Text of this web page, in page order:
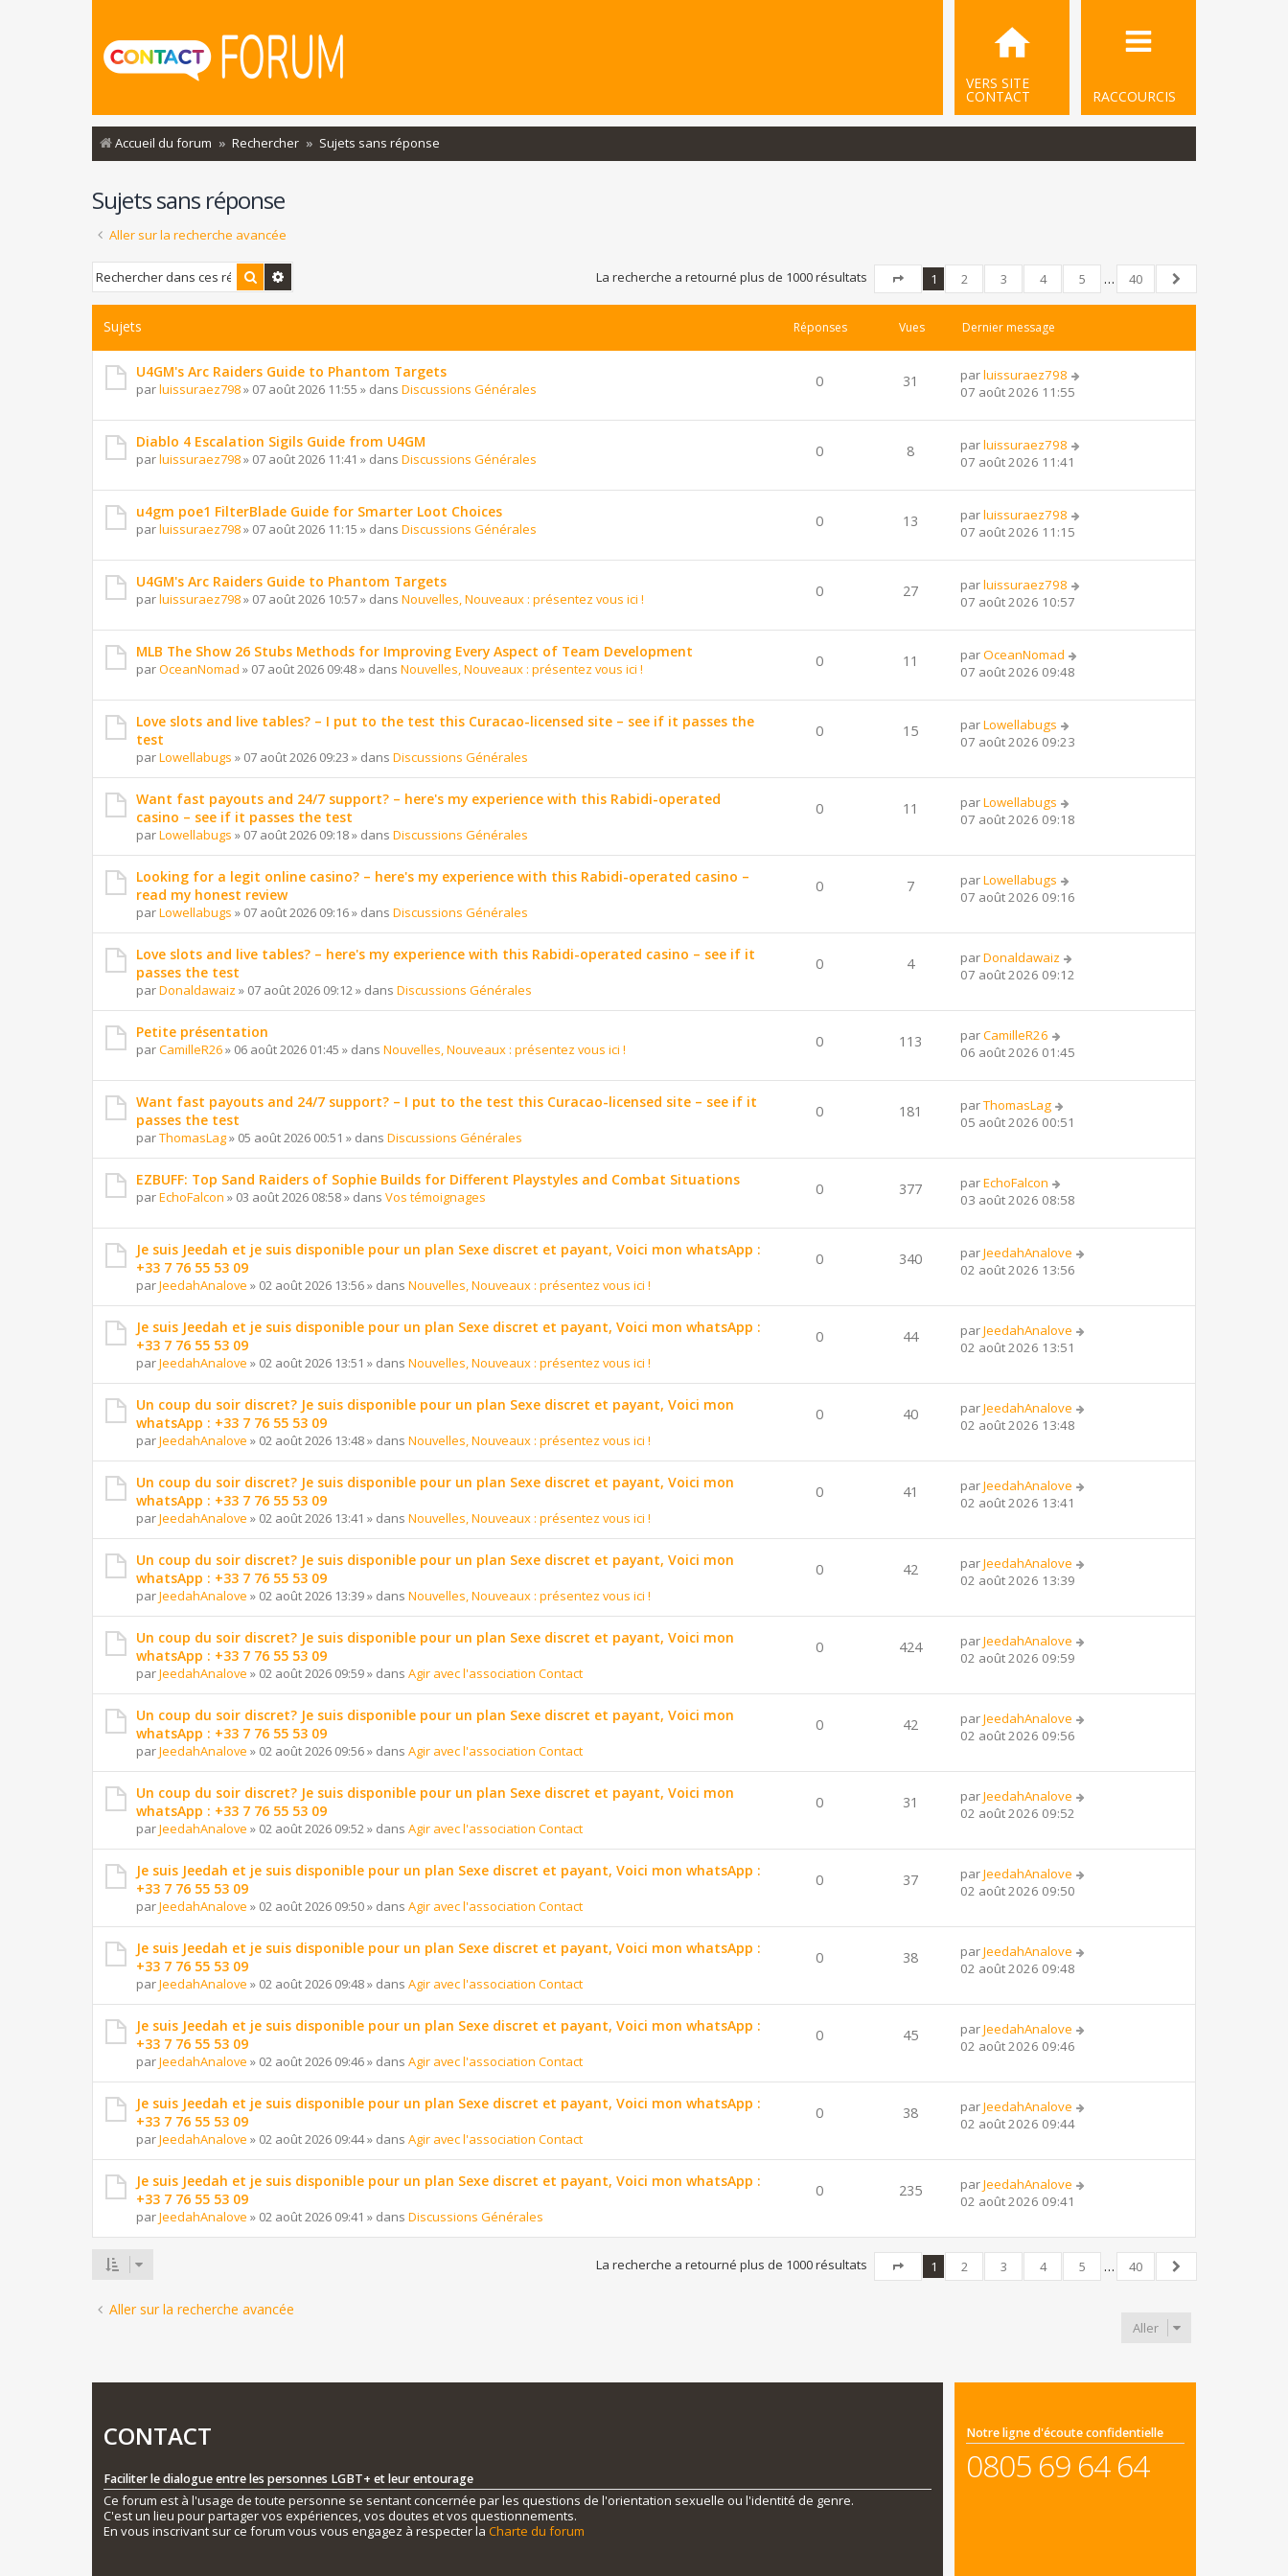
RACCOURCIS
VERS SITE
CONTACT
Accueil du forum Rechercher Sujets sans réponse
Sujets sans réponse
Aller sur la recherche avancée
Rechercher
La recherche a retourné plus de 1000 résultats
Page
sur40
1 2 3 4 5 …
40
Suivant
Sujets Réponses Vues Dernier message
U4GM's Arc Raiders Guide to Phantom Targets
parluissuraez798» 07 août 2026 11:55 » dans Discussions Générales 0 31 parluissuraez798
07 août 2026 11:55
Diablo 4 Escalation Sigils Guide from U4GM
parluissuraez798» 07 août 2026 11:41 » dans Discussions Générales 0 8 parluissuraez798
07 août 2026 11:41
u4gm poe1 FilterBlade Guide for Smarter Loot Choices
parluissuraez798» 07 août 2026 11:15 » dans Discussions Générales 0 13 parluissuraez798
07 août 2026 11:15
U4GM's Arc Raiders Guide to Phantom Targets
parluissuraez798» 07 août 2026 10:57» dans Nouvelles, Nouveaux : présentez vous ici ! 0 27 parluissuraez798
07 août 2026 10:57
MLB The Show 26 Stubs Methods for Improving Every Aspect of Team Development
parOceanNomad » 07 août 2026 09:48» dans Nouvelles, Nouveaux : présentez vous ici ! 0 11 parOceanNomad
07 août 2026 09:48
Love slots and live tables? – I put to the test this Curacao-licensed site – see if it passes the
test
parLowellabugs » 07 août 2026 09:23 » dans Discussions Générales
0 15 parLowellabugs
07 août 2026 09:23
Want fast payouts and 24/7 support? – here's my experience with this Rabidi-operated
casino – see if it passes the test
parLowellabugs » 07 août 2026 09:18» dans Discussions Générales
0 11 parLowellabugs
07 août 2026 09:18
Looking for a legit online casino? – here's my experience with this Rabidi-operated casino –
read my honest review
parLowellabugs » 07 août 2026 09:16» dans Discussions Générales
0 7 parLowellabugs
07 août 2026 09:16
Love slots and live tables? – here's my experience with this Rabidi-operated casino – see if it
passes the test
parDonaldawaiz » 07 août 2026 09:12 » dans Discussions Générales
0 4 parDonaldawaiz
07 août 2026 09:12
Petite présentation
parCamilleR26» 06 août 2026 01:45 » dans Nouvelles, Nouveaux : présentez vous ici ! 0 113 parCamilleR26
06 août 2026 01:45
Want fast payouts and 24/7 support? – I put to the test this Curacao-licensed site – see if it
passes the test
parThomasLag» 05 août 2026 00:51 » dans Discussions Générales
0 181 parThomasLag
05 août 2026 00:51
EZBUFF: Top Sand Raiders of Sophie Builds for Different Playstyles and Combat Situations
parEchoFalcon » 03 août 2026 08:58» dans Vos témoignages 0 377 parEchoFalcon
03 août 2026 08:58
Je suis Jeedah et je suis disponible pour un plan Sexe discret et payant, Voici mon whatsApp :
+33 7 76 55 53 09
parJeedahAnalove » 02 août 2026 13:56» dans Nouvelles, Nouveaux : présentez vous ici !
0 340 parJeedahAnalove
02 août 2026 13:56
Je suis Jeedah et je suis disponible pour un plan Sexe discret et payant, Voici mon whatsApp :
+33 7 76 55 53 09
parJeedahAnalove » 02 août 2026 13:51 » dans Nouvelles, Nouveaux : présentez vous ici !
0 44 parJeedahAnalove
02 août 2026 13:51
Un coup du soir discret? Je suis disponible pour un plan Sexe discret et payant, Voici mon
whatsApp : +33 7 76 55 53 09
parJeedahAnalove » 02 août 2026 13:48» dans Nouvelles, Nouveaux : présentez vous ici !
0 40 parJeedahAnalove
02 août 2026 13:48
Un coup du soir discret? Je suis disponible pour un plan Sexe discret et payant, Voici mon
whatsApp : +33 7 76 55 53 09
parJeedahAnalove » 02 août 2026 13:41 » dans Nouvelles, Nouveaux : présentez vous ici !
0 41 parJeedahAnalove
02 août 2026 13:41
Un coup du soir discret? Je suis disponible pour un plan Sexe discret et payant, Voici mon
whatsApp : +33 7 76 55 53 09
parJeedahAnalove » 02 août 2026 13:39» dans Nouvelles, Nouveaux : présentez vous ici !
0 42 parJeedahAnalove
02 août 2026 13:39
Un coup du soir discret? Je suis disponible pour un plan Sexe discret et payant, Voici mon
whatsApp : +33 7 76 55 53 09
parJeedahAnalove » 02 août 2026 09:59» dans Agir avec l'association Contact
0 424 parJeedahAnalove
02 août 2026 09:59
Un coup du soir discret? Je suis disponible pour un plan Sexe discret et payant, Voici mon
whatsApp : +33 7 76 55 53 09
parJeedahAnalove » 02 août 2026 09:56» dans Agir avec l'association Contact
0 42 parJeedahAnalove
02 août 2026 09:56
Un coup du soir discret? Je suis disponible pour un plan Sexe discret et payant, Voici mon
whatsApp : +33 7 76 55 53 09
parJeedahAnalove » 02 août 2026 09:52 » dans Agir avec l'association Contact
0 31 parJeedahAnalove
02 août 2026 09:52
Je suis Jeedah et je suis disponible pour un plan Sexe discret et payant, Voici mon whatsApp :
+33 7 76 55 53 09
parJeedahAnalove » 02 août 2026 09:50» dans Agir avec l'association Contact
0 37 parJeedahAnalove
02 août 2026 09:50
Je suis Jeedah et je suis disponible pour un plan Sexe discret et payant, Voici mon whatsApp :
+33 7 76 55 53 09
parJeedahAnalove » 02 août 2026 09:48» dans Agir avec l'association Contact
0 38 parJeedahAnalove
02 août 2026 09:48
Je suis Jeedah et je suis disponible pour un plan Sexe discret et payant, Voici mon whatsApp :
+33 7 76 55 53 09
parJeedahAnalove » 02 août 2026 09:46» dans Agir avec l'association Contact
0 45 parJeedahAnalove
02 août 2026 09:46
Je suis Jeedah et je suis disponible pour un plan Sexe discret et payant, Voici mon whatsApp :
+33 7 76 55 53 09
parJeedahAnalove » 02 août 2026 09:44» dans Agir avec l'association Contact
0 38 parJeedahAnalove
02 août 2026 09:44
Je suis Jeedah et je suis disponible pour un plan Sexe discret et payant, Voici mon whatsApp :
+33 7 76 55 53 09
parJeedahAnalove » 02 août 2026 09:41 » dans Discussions Générales
0 235 parJeedahAnalove
02 août 2026 09:41
La recherche a retourné plus de 1000 résultats
Page
sur40
1 2 3 4 5 …
40
Suivant
Aller sur la recherche avancée
Aller
CONTACT
Faciliter le dialogue entre les personnes LGBT+ et leur entourage
Ce forum est à l'usage de toute personne se sentant concernée par les questions de l'orientation sexuelle ou l'identité de genre.
C'est un lieu pour partager vos expériences, vos doutes et vos questionnements.
En vous inscrivant sur ce forum vous vous engagez à respecter la Charte du forum
Notre ligne d'écoute confidentielle
0805 69 64 64